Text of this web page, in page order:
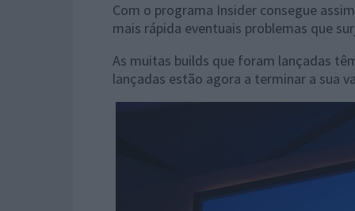
Com o programa Insider consegue
mais rápida eventuais problemas que
As muitas builds que foram lançadas
lançadas estão agora a terminar a sua